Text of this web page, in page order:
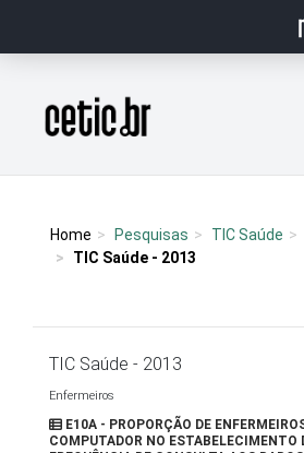
Página inicial
Home Pesquisas TIC Saúde
TIC Saúde - 2013
TIC Saúde - 2013
Enfermeiros
E10A - PROPORÇÃO DE
COMPUTADOR NO ESTABELECIMENTO